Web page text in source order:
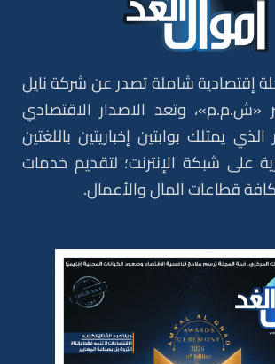
إقتصادية شاملة تصدر عن شركة نايل
«ش.م.م»، وتعد الاصدار الاقتصادي
يمتلك بوابتين إخباريتين باللغتين
على شبكة الإنترنت؛ لتقديم خدمات
قطاعات المال والأعمال.